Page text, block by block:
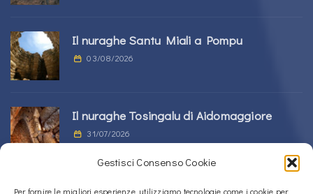
Gestisci Consenso Cookie
Per fornire le migliori esperienze, utilizziamo tecnologie come i cookie per
Il nuraghe Santu Miali a Pompu
03/08/2026
Il nuraghe Tosingalu di Aidomaggiore
31/07/2026
La tomba di giganti s’Ortali ‘e su Monte a